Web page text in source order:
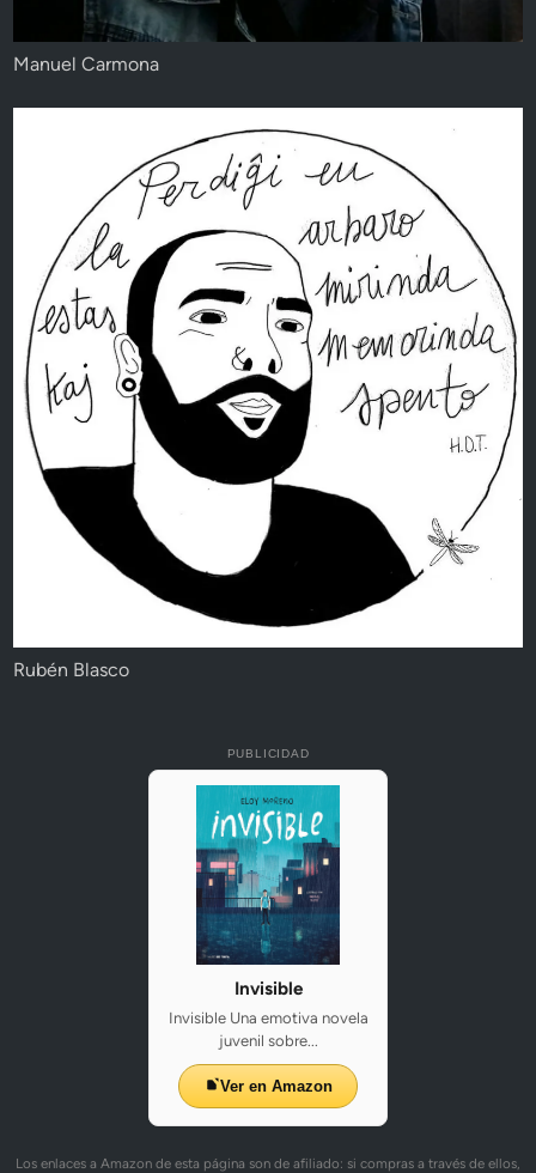
Manuel Carmona
Rubén Blasco
PUBLICIDAD
Invisible
Invisible Una emotiva novela
juvenil sobre...
Ver en Amazon
Los enlaces a Amazon de esta página son de afiliado: si compras a través de ellos,